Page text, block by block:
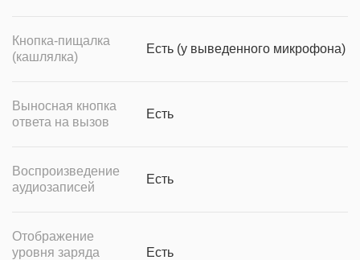
Кнопка-пищалка
(кашлялка)
Есть (у выведенного микрофона)
Выносная кнопка
ответа на вызов
Есть
Воспроизведение
аудиозаписей
Есть
Отображение
уровня заряда
Есть